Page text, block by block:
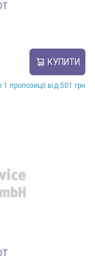
КУПИТИ
1 пропозиції від 501 грн